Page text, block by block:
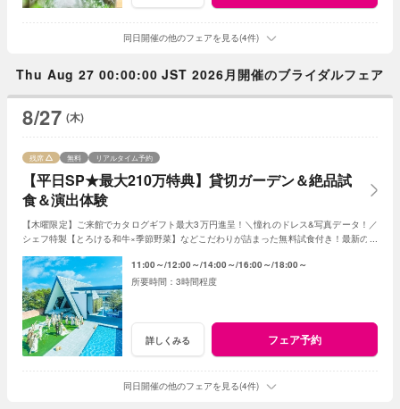
同日開催の他のフェアを見る(4件)
Thu Aug 27 00:00:00 JST 2026月開催のブライダルフェア
8/27 (木)
【平日SP★最大210万特典】貸切ガーデン＆絶品試
食＆演出体験
残席 無料 リアルタイム予約
【木曜限定】ご来館でカタログギフト最大3万円進呈！＼憧れのドレス&写真データ！／
シェフ特製【とろける和牛×季節野菜】などこだわりが詰まった無料試食付き！最新のマ
11:00～ 12:00～ 14:00～ 16:00～ 18:00～
3時間程度
詳しくみる フェア予約
同日開催の他のフェアを見る(4件)